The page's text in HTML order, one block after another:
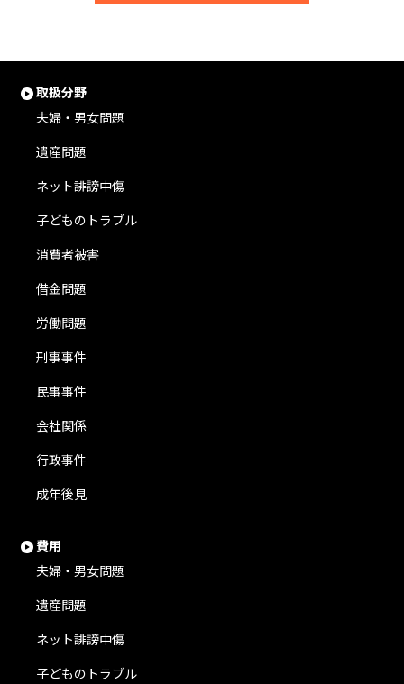
取扱分野
夫婦・男女問題
遺産問題
ネット誹謗中傷
子どものトラブル
消費者被害
借金問題
労働問題
刑事事件
民事事件
会社関係
行政事件
成年後見
費用
夫婦・男女問題
遺産問題
ネット誹謗中傷
子どものトラブル